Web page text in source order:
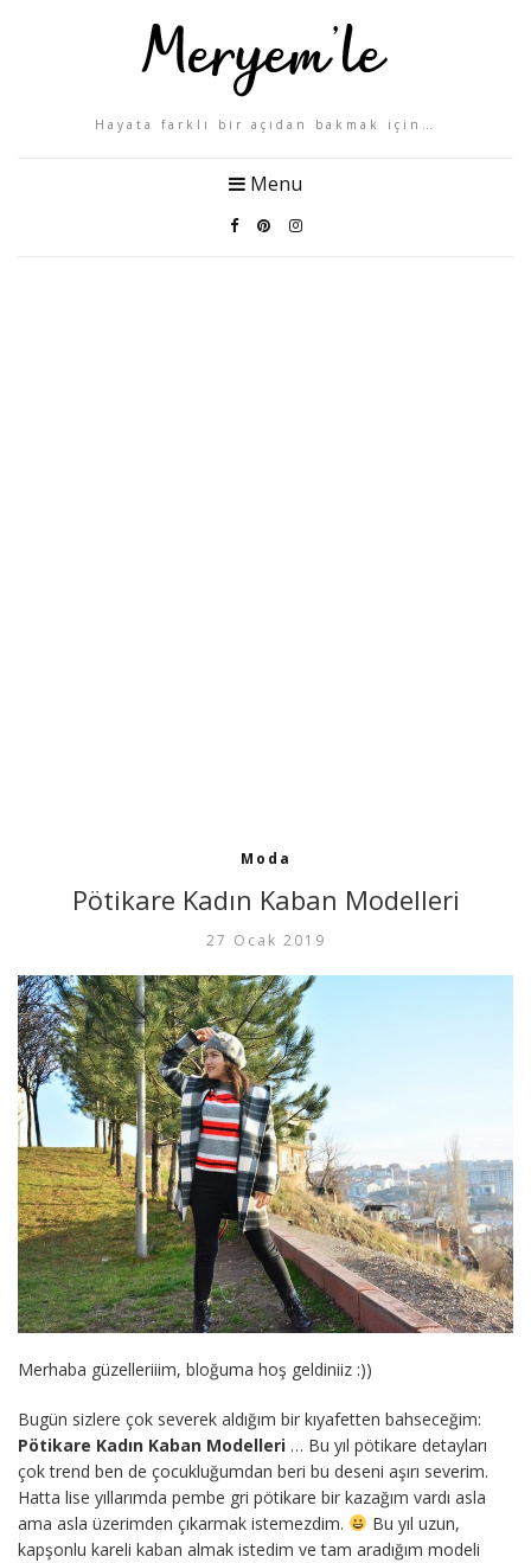
Hayata farklı bir açıdan bakmak için…
Menu
Moda
Pötikare Kadın Kaban Modelleri
27 Ocak 2019
Merhaba güzelleriiim, bloğuma hoş geldiniiz :))
Bugün sizlere çok severek aldığım bir kıyafetten bahseceğim:
Pötikare Kadın Kaban Modelleri … Bu yıl pötikare detayları
çok trend ben de çocukluğumdan beri bu deseni aşırı severim.
Hatta lise yıllarımda pembe gri pötikare bir kazağım vardı asla
ama asla üzerimden çıkarmak istemezdim.
Bu yıl uzun,
kapşonlu kareli kaban almak istedim ve tam aradığım modeli